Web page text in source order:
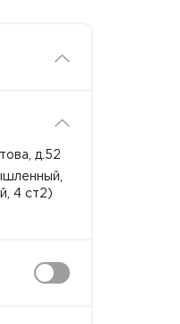
д.52
4 ст2)